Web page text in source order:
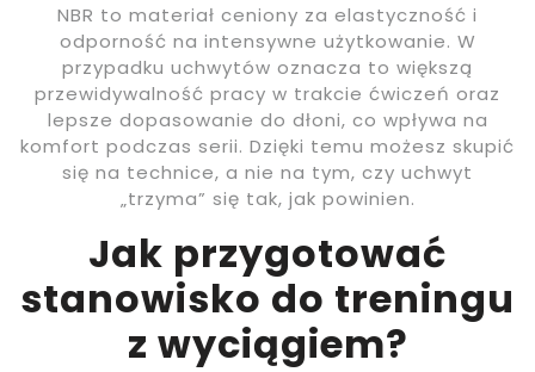
NBR to materiał ceniony za elastyczność i
odporność na intensywne użytkowanie. W
przypadku uchwytów oznacza to większą
przewidywalność pracy w trakcie ćwiczeń oraz
lepsze dopasowanie do dłoni, co wpływa na
komfort podczas serii. Dzięki temu możesz skupić
się na technice, a nie na tym, czy uchwyt
„trzyma” się tak, jak powinien.
Jak przygotować
stanowisko do treningu
z wyciągiem?